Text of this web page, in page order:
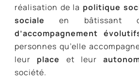
réalisation de la politique
sociale en bâtissant
d’accompagnement
personnes qu’elle
leur place et leur
société.